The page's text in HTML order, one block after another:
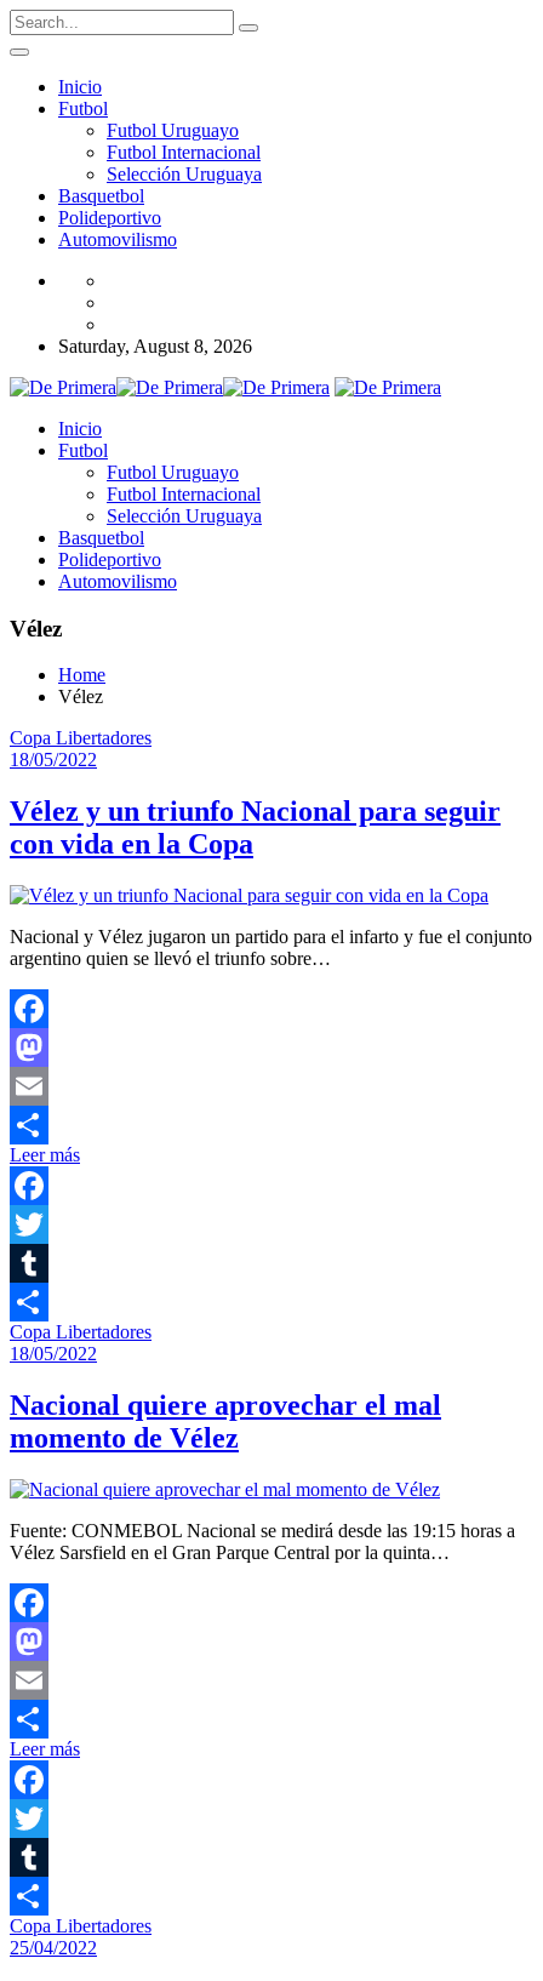
Inicio
Futbol
Futbol Uruguayo
Futbol Internacional
Selección Uruguaya
Basquetbol
Polideportivo
Automovilismo
Saturday, August 8, 2026
Inicio
Futbol
Futbol Uruguayo
Futbol Internacional
Selección Uruguaya
Basquetbol
Polideportivo
Automovilismo
Vélez
Home
Vélez
Copa Libertadores
18/05/2022
Vélez y un triunfo Nacional para seguir
con vida en la Copa
Nacional y Vélez jugaron un partido para el infarto y fue el conjunto
argentino quien se llevó el triunfo sobre…
Facebook
Mastodon
Email
Compartir
Leer más
Facebook
Twitter
Tumblr
Compartir
Copa Libertadores
18/05/2022
Nacional quiere aprovechar el mal
momento de Vélez
Fuente: CONMEBOL Nacional se medirá desde las 19:15 horas a
Vélez Sarsfield en el Gran Parque Central por la quinta…
Facebook
Mastodon
Email
Compartir
Leer más
Facebook
Twitter
Tumblr
Compartir
Copa Libertadores
25/04/2022